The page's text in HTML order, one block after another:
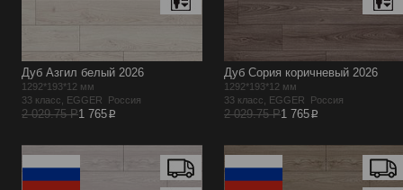
Дуб Азгил белый 2026
1292*193*12 мм
33 класс, EGGER Россия
2 029.75 Р1 765p
Дуб Сория коричневый 2026
1292*193*12 мм
33 класс, EGGER Россия
2 029.75 Р1 765p